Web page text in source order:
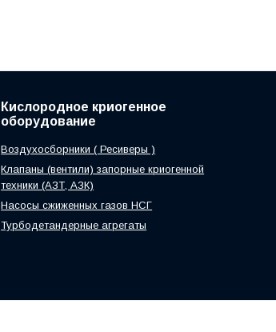
Кислородное криогенное
оборудование
Воздухосборники ( Ресиверы )
Клапаны (вентили) запорные криогенной
техники (АЗТ, АЗК)
Насосы сжиженных газов НСГ
Турбодетандерные агрегаты